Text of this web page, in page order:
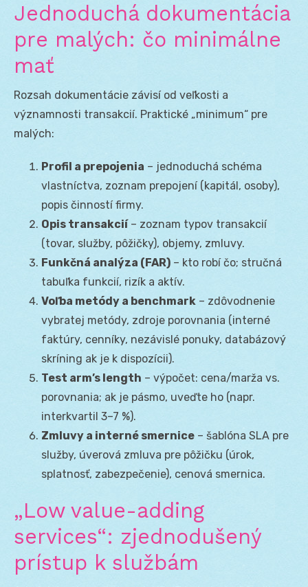
Jednoduchá dokumentácia
pre malých: čo minimálne
mať
Rozsah dokumentácie závisí od veľkosti a
významnosti transakcií. Praktické „minimum“ pre
malých:
Profil a prepojenia – jednoduchá schéma
vlastníctva, zoznam prepojení (kapitál, osoby),
popis činností firmy.
Opis transakcií– zoznam typov transakcií
(tovar, služby, pôžičky), objemy, zmluvy.
Funkčná analýza (FAR) – kto robí čo; stručná
tabuľka funkcií, rizík a aktív.
Voľba metódy a benchmark – zdôvodnenie
vybratej metódy, zdroje porovnania (interné
faktúry, cenníky, nezávislé ponuky, databázový
skríning ak je k dispozícii).
Test arm’s length – výpočet: cena/marža vs.
porovnania; ak je pásmo, uveďte ho (napr.
interkvartil 3–7 %).
Zmluvy a interné smernice – šablóna SLA pre
služby, úverová zmluva pre pôžičku (úrok,
splatnosť, zabezpečenie), cenová smernica.
„Low value-adding
services“: zjednodušený
prístup k službám